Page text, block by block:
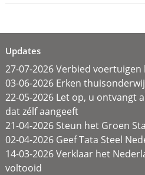
Updates
27-07-2026 Verbied
03-06-2026 Erken
22-05-2026 Let op, u ontvangt
dat zélf aangeeft
21-04-2026 Steun het Groen
02-04-2026 Geef Tata Steel
14-03-2026 Verklaar het
voltooid